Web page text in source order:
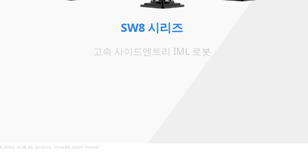
SW8 시리즈
고속 사이드엔트리 IML 로봇
Robot, ACME IML Solutions, China IML System Provider